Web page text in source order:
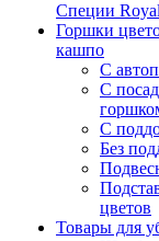
Специи
Горшки
кашпо
С
С
С
Без
цветов
Товары для